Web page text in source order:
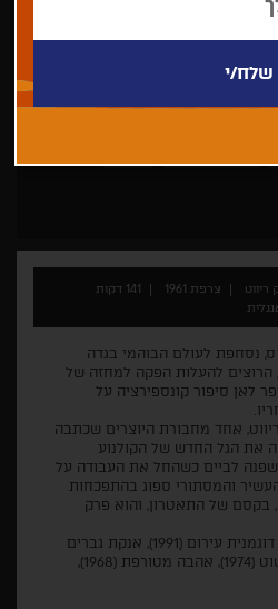
ריווט צרפת 1961
141 דקות
נסחפת לעולם הבוהמי בגדה
הרוצים להעלות הפקה למחזה של
לאן סיפור קונספירציה על
אחד מחבורת היוצרים שכתבה
את הגל החדש של הקולנוע
שפנה לביים כשהחל את העבודה על
ב-1958. הסרט העשיר והמסתורי ספוג בהתפכחות
של התאטרון, והוא פרק
פילמוגרפיה: לך תדע (2001), דוגמנית עירום (1991), אנקת גברים
(1985), סלין וג'ולי יוצאות לשוט (1974), אהבה מטורפת (1968),